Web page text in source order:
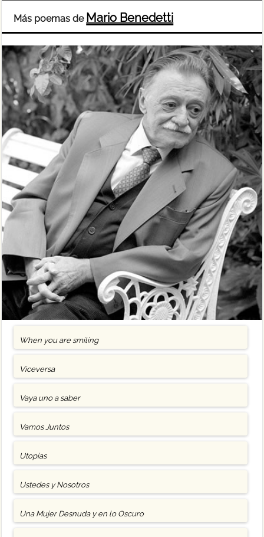
Más poemas de Mario Benedetti
When you are smiling
Viceversa
Vaya uno a saber
Vamos Juntos
Utopías
Ustedes y Nosotros
Una Mujer Desnuda y en lo Oscuro